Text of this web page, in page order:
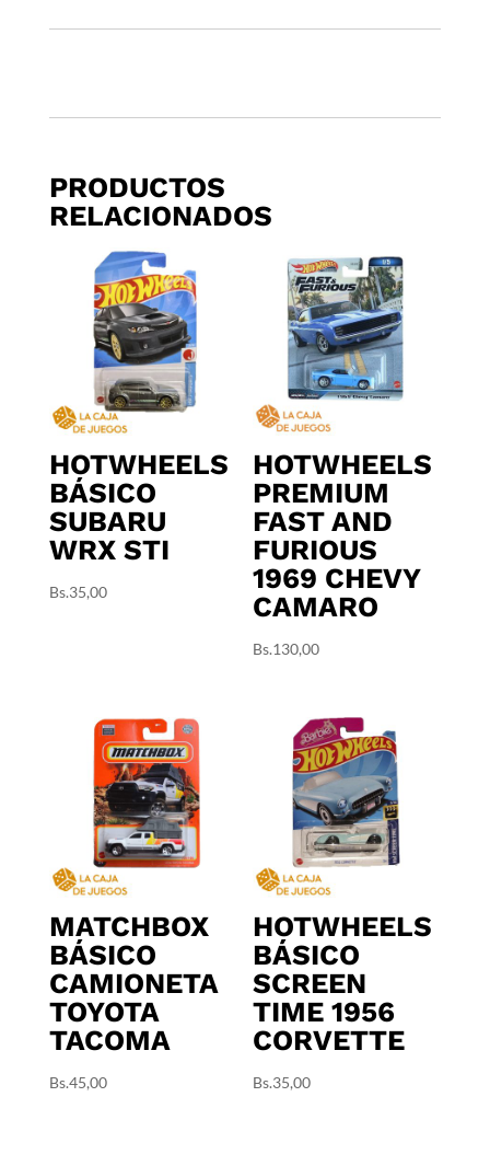
PRODUCTOS
RELACIONADOS
HOTWHEELS
BÁSICO
SUBARU
WRX STI
Bs.35,00
HOTWHEELS
PREMIUM
FAST AND
FURIOUS
1969 CHEVY
CAMARO
Bs.130,00
MATCHBOX
BÁSICO
CAMIONETA
TOYOTA
TACOMA
Bs.45,00
HOTWHEELS
BÁSICO
SCREEN
TIME 1956
CORVETTE
Bs.35,00